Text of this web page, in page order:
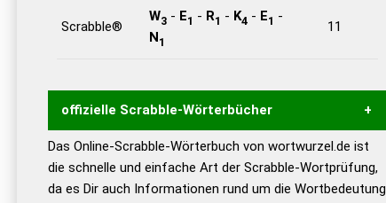
Scrabble®
W3- E1 - R1 - K4 - E1 -
N1
11
offizielle Scrabble-Wörterbücher
Wortwurzel liefert mit Hilfe eines semantischen
Wortanalyse-Algorithmus gute Anhaltspunkte zu
Das Online-Scrabble-Wörterbuch von wortwurzel.de ist
die schnelle und einfache Art der Scrabble-Wortprüfung,
da es Dir auch Informationen rund um die Wortbedeutung